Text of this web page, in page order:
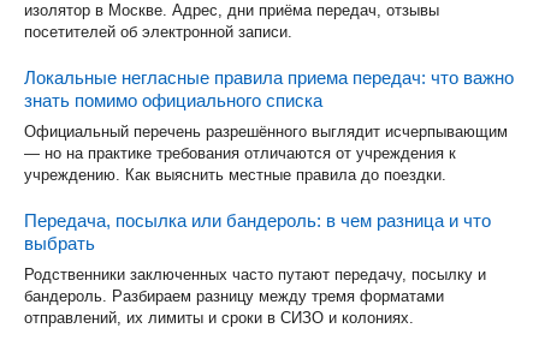
изолятор в Москве. Адрес, дни приёма передач, отзывы
посетителей об электронной записи.
Локальные негласные правила приема передач: что важно
знать помимо официального списка
Официальный перечень разрешённого выглядит исчерпывающим
— но на практике требования отличаются от учреждения к
учреждению. Как выяснить местные правила до поездки.
Передача, посылка или бандероль: в чем разница и что
выбрать
Родственники заключенных часто путают передачу, посылку и
бандероль. Разбираем разницу между тремя форматами
отправлений, их лимиты и сроки в СИЗО и колониях.